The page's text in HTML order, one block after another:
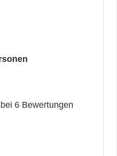
6 Bewertungen